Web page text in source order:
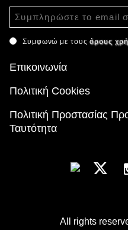
Συμφωνώ με τουςόρους
Επικοινωνία
Πολιτική Cookies
Πολιτική Προστασίας
Ταυτότητα
All rights